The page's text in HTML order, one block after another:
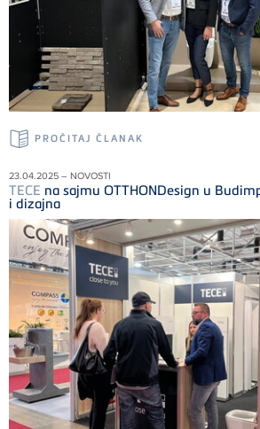
PROČITAJ ČLANAK
23.04.2025 – NOVOSTI
TECE na sajmu OTTHONDesign u
i dizajna